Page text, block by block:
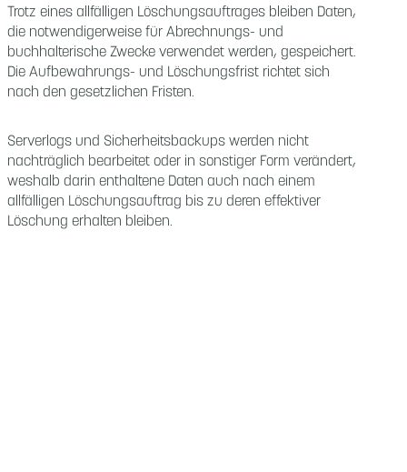
Trotz eines allfälligen Löschungsauftrages bleiben Daten,
die notwendigerweise für Abrechnungs- und
buchhalterische Zwecke verwendet werden, gespeichert.
Die Aufbewahrungs- und Löschungsfrist richtet sich
nach den gesetzlichen Fristen.
Serverlogs und Sicherheitsbackups werden nicht
nachträglich bearbeitet oder in sonstiger Form verändert,
weshalb darin enthaltene Daten auch nach einem
allfälligen Löschungsauftrag bis zu deren effektiver
Löschung erhalten bleiben.